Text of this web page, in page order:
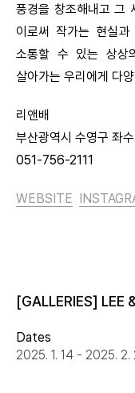
풍경을 창조해내고 그
이로써 작가는 현실
소통할 수 있는 상상
살아가는 우리에게 다
리앤배
부산광역시 수영구 좌
051-756-2111
WEBSITE
[GALLERIES] LEE
Dates
2025. 1. 14 - 2025. 2.